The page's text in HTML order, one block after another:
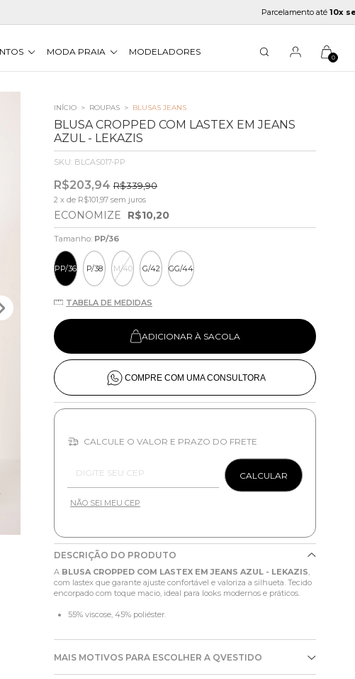
Parcelamento até10x sem
MODA PRAIA MODELADORES 0
INÍCIO > ROUPAS > BLUSAS JEANS
BLUSA CROPPED COM LASTEX EM JEANS
AZUL - LEKAZIS
SKU: BLCAS017-PP
R$203,94 R$339,90
2 x de R$101,97 sem juros
ECONOMIZE R$10,20
Tamanho: PP/36
PP/36 P/38 M/40 G/42 GG/44
TABELA DE MEDIDAS
ADICIONAR À SACOLA
COMPRE COM UMA CONSULTORA
CALCULE O VALOR E PRAZO DO FRETE
CALCULAR
NÃO SEI MEU CEP
DESCRIÇÃO DO PRODUTO
A BLUSA CROPPED COM LASTEX EM JEANS AZUL - LEKAZIS,
com lastex que garante ajuste confortável e valoriza a silhueta. Tecido
encorpado com toque macio, ideal para looks modernos e práticos.
55% viscose, 45% poliéster.
MAIS MOTIVOS PARA ESCOLHER A QVESTIDO